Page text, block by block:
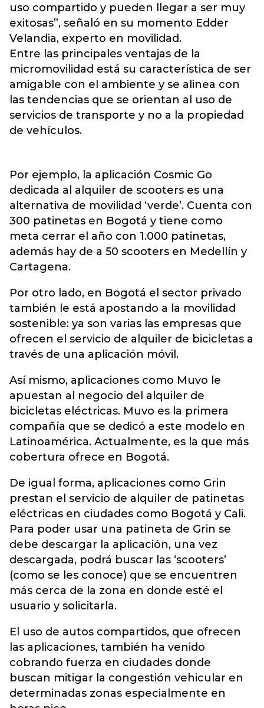
uso compartido y pueden llegar a ser muy
exitosas”, señaló en su momento Edder
Velandia, experto en movilidad.
Entre las principales ventajas de la
micromovilidad está su característica de ser
amigable con el ambiente y se alinea con
las tendencias que se orientan al uso de
servicios de transporte y no a la propiedad
de vehículos.
Por ejemplo, la aplicación Cosmic Go
dedicada al alquiler de scooters es una
alternativa de movilidad ‘verde’. Cuenta con
300 patinetas en Bogotá y tiene como
meta cerrar el año con 1.000 patinetas,
además hay de a 50 scooters en Medellín y
Cartagena.
Por otro lado, en Bogotá el sector privado
también le está apostando a la movilidad
sostenible: ya son varias las empresas que
ofrecen el servicio de alquiler de bicicletas a
través de una aplicación móvil.
Así mismo, aplicaciones como Muvo le
apuestan al negocio del alquiler de
bicicletas eléctricas. Muvo es la primera
compañía que se dedicó a este modelo en
Latinoamérica. Actualmente, es la que más
cobertura ofrece en Bogotá.
De igual forma, aplicaciones como Grin
prestan el servicio de alquiler de patinetas
eléctricas en ciudades como Bogotá y Cali.
Para poder usar una patineta de Grin se
debe descargar la aplicación, una vez
descargada, podrá buscar las ‘scooters’
(como se les conoce) que se encuentren
más cerca de la zona en donde esté el
usuario y solicitarla.
El uso de autos compartidos, que ofrecen
las aplicaciones, también ha venido
cobrando fuerza en ciudades donde
buscan mitigar la congestión vehicular en
determinadas zonas especialmente en